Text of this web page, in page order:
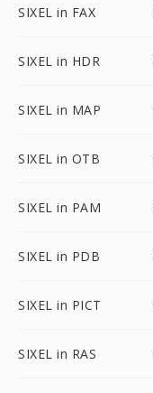
SIXEL in FAX
SIXEL in HDR
SIXEL in MAP
SIXEL in OTB
SIXEL in PAM
SIXEL in PDB
SIXEL in PICT
SIXEL in RAS